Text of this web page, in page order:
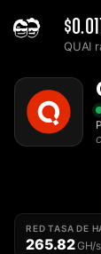
QUAI
Home
El mejor Quai
RED TASA DE
265.82GH/s